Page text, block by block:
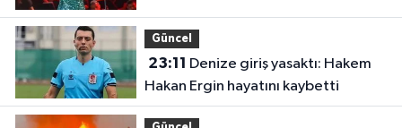
Güncel
23:11
Hakan Ergin hayatını kaybetti